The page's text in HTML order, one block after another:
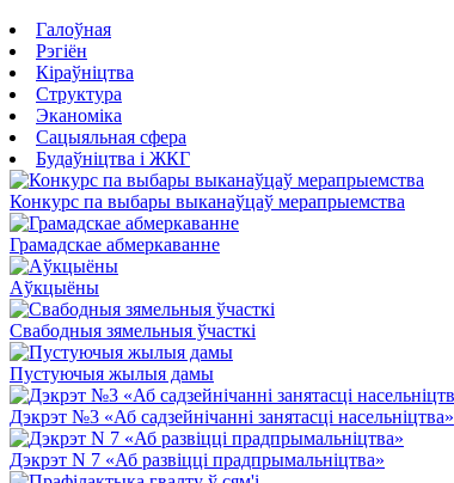
Галоўная
Рэгіён
Кіраўніцтва
Структура
Эканоміка
Сацыяльная сфера
Будаўніцтва і ЖКГ
Конкурс па выбары выканаўцаў мерапрыемства
Грамадскае абмеркаванне
Аўкцыёны
Свабодныя зямельныя ўчасткі
Пустуючыя жылыя дамы
Дэкрэт №3 «Аб садзейнічанні занятасці насельніцтва»
Дэкрэт N 7 «Аб развіцці прадпрымальніцтва»